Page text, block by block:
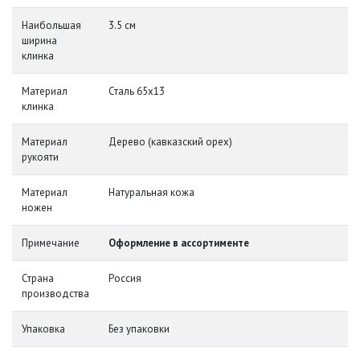
Наибольшая
ширина
клинка
3.5 см
Материал
клинка
Сталь 65х13
Материал
рукояти
Дерево (кавказский орех)
Материал
ножен
Натуральная кожа
Примечание Оформление в ассортименте
Страна
производства
Россия
Упаковка Без упаковки